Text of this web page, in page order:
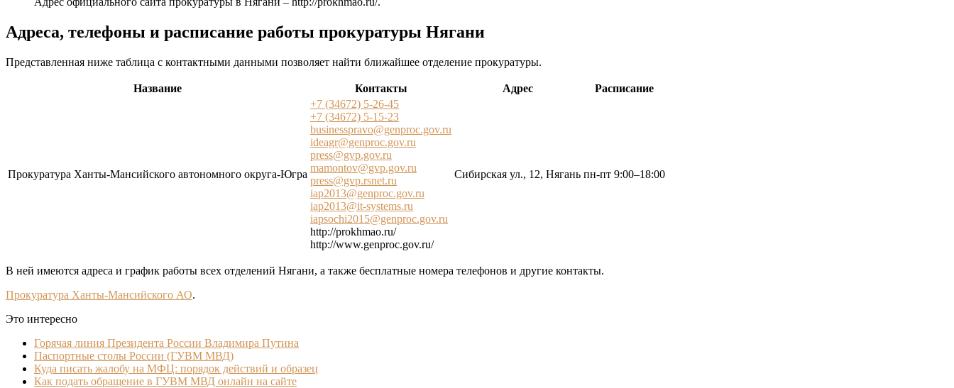
Адреса, телефоны и расписание работы прокуратуры Нягани
Представленная ниже таблица с контактными данными позволяет найти ближайшее отделение прокуратуры.
Название Контакты Адрес Расписание
Прокуратура Ханты-Мансийского автономного округа-Югра
+7 (34672) 5-26-45
+7 (34672) 5-15-23
businesspravo@genproc.gov.ru
ideagr@genproc.gov.ru
press@gvp.gov.ru
mamontov@gvp.gov.ru
press@gvp.rsnet.ru
iap2013@genproc.gov.ru
iap2013@it-systems.ru
iapsochi2015@genproc.gov.ru
http://prokhmao.ru/
http://www.genproc.gov.ru/
Сибирская ул., 12, Нягань пн-пт 9:00–18:00
В ней имеются адреса и график работы всех отделений Нягани, а также бесплатные номера телефонов и другие контакты.
Прокуратура Ханты-Мансийского АО.
Это интересно
Горячая линия Президента России Владимира Путина
Паспортные столы России (ГУВМ МВД)
Куда писать жалобу на МФЦ: порядок действий и образец
Как подать обращение в ГУВМ МВД онлайн на сайте